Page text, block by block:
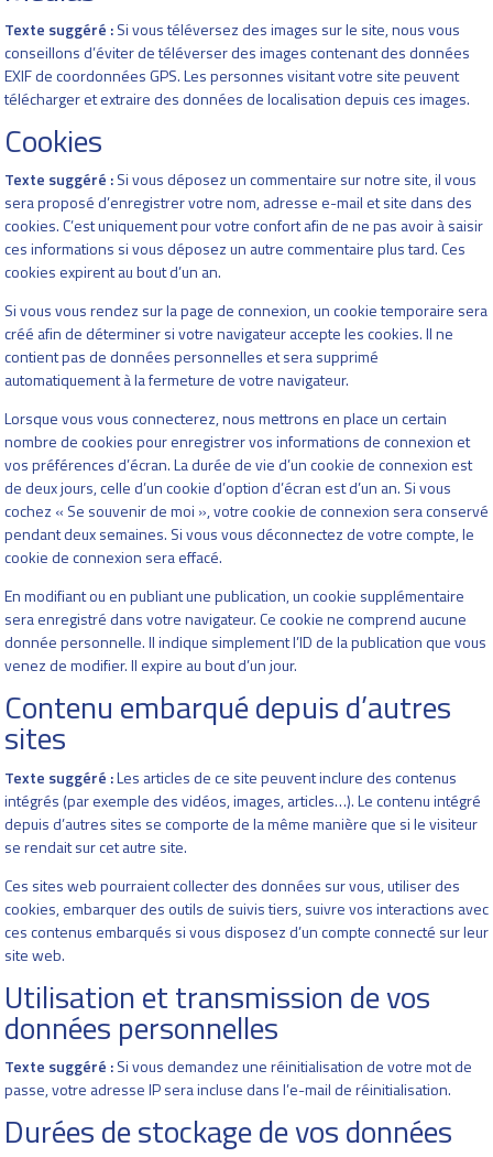
Texte suggéré :Si vous téléversez des images sur le site, nous vous
conseillons d’éviter de téléverser des images contenant des données
EXIF de coordonnées GPS. Les personnes visitant votre site peuvent
télécharger et extraire des données de localisation depuis ces images.
Cookies
Texte suggéré :Si vous déposez un commentaire sur notre site, il vous
sera proposé d’enregistrer votre nom, adresse e-mail et site dans des
cookies. C’est uniquement pour votre confort afin de ne pas avoir à saisir
ces informations si vous déposez un autre commentaire plus tard. Ces
cookies expirent au bout d’un an.
Si vous vous rendez sur la page de connexion, un cookie temporaire sera
créé afin de déterminer si votre navigateur accepte les cookies. Il ne
contient pas de données personnelles et sera supprimé
automatiquement à la fermeture de votre navigateur.
Lorsque vous vous connecterez, nous mettrons en place un certain
nombre de cookies pour enregistrer vos informations de connexion et
vos préférences d’écran. La durée de vie d’un cookie de connexion est
de deux jours, celle d’un cookie d’option d’écran est d’un an. Si vous
cochez « Se souvenir de moi », votre cookie de connexion sera conservé
pendant deux semaines. Si vous vous déconnectez de votre compte, le
cookie de connexion sera effacé.
En modifiant ou en publiant une publication, un cookie supplémentaire
sera enregistré dans votre navigateur. Ce cookie ne comprend aucune
donnée personnelle. Il indique simplement l’ID de la publication que vous
venez de modifier. Il expire au bout d’un jour.
Contenu embarqué depuis d’autres
sites
Texte suggéré :Les articles de ce site peuvent inclure des contenus
intégrés (par exemple des vidéos, images, articles…). Le contenu intégré
depuis d’autres sites se comporte de la même manière que si le visiteur
se rendait sur cet autre site.
Ces sites web pourraient collecter des données sur vous, utiliser des
cookies, embarquer des outils de suivis tiers, suivre vos interactions avec
ces contenus embarqués si vous disposez d’un compte connecté sur leur
site web.
Utilisation et transmission de vos
données personnelles
Texte suggéré :Si vous demandez une réinitialisation de votre mot de
passe, votre adresse IP sera incluse dans l’e-mail de réinitialisation.
Durées de stockage de vos données